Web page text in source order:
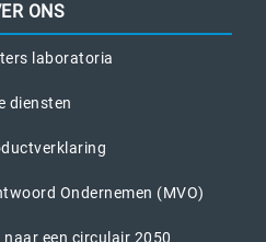
ONS
laboratoria
diensten
Ondernemen (MVO)
een circulair 2050